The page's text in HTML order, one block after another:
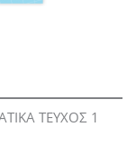
ΤΕΥΧΟΣ 1